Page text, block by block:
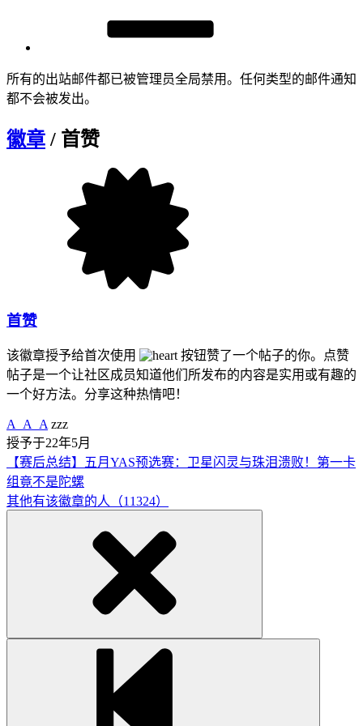
所有的出站邮件都已被管理员全局禁用。任何类型的邮件通知
都不会被发出。
徽章 / 首赞
首赞
该徽章授予给首次使用
按钮赞了一个帖子的你。点赞
帖子是一个让社区成员知道他们所发布的内容是实用或有趣的
一个好方法。分享这种热情吧！
A_A_A zzz
授予于22年5月
【赛后总结】五月YAS预选赛：卫星闪灵与珠泪溃败！第一卡
组竟不是陀螺
其他有该徽章的人（11324）